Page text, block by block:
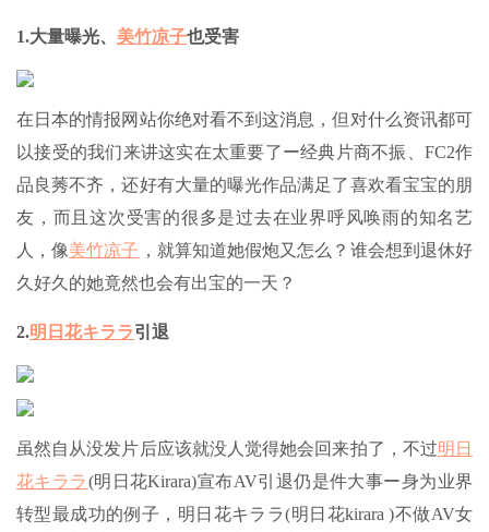
1.大量曝光、 美竹凉子也受害
在日本的情报网站你绝对看不到这消息，但对什么资讯都可
以接受的我们来讲这实在太重要了ー经典片商不振、FC2作
品良莠不齐，还好有大量的曝光作品满足了喜欢看宝宝的朋
友，而且这次受害的很多是过去在业界呼风唤雨的知名艺
人，像美竹凉子 ，就算知道她假炮又怎么？谁会想到退休好
久好久的她竟然也会有出宝的一天？
2.明日花キララ引退
虽然自从没发片后应该就没人觉得她会回来拍了，不过明日
花キララ(明日花Kirara)宣布AV引退仍是件大事ー身为业界
转型最成功的例子，明日花キララ(明日花kirara )不做AV女